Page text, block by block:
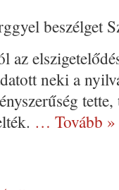
beszélget
az
neki a
… Tovább »